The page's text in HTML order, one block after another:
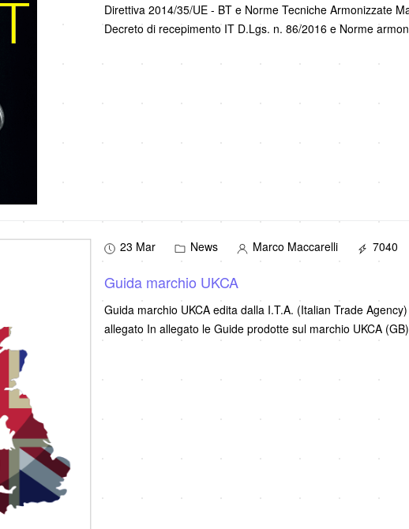
Direttiva 2014/35/UE - BT e Norme Tecniche Armonizzate Marzo 2023 Testo coordinato Direttiva 2014/
Decreto di recepimento IT D.Lgs. n. 86/2016 e Norme
23 Mar News Marco Maccarelli 7040
Guida marchio UKCA
Guida marchio UKCA edita dalla I.T.A. (Italian Trade
allegato In allegato le Guide prodotte sul marchio UKCA